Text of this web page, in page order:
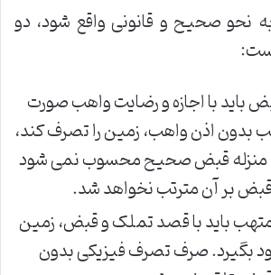
نحو صحیح و قانونی واقع شود، دو
باید با اجازه و رضایت واهب صورت
بدون اذن واهب، زمین را تصرف کند،
منزله قبض صحیح محسوب نمی شود
بر آن مترتب نخواهد شد.
باید با قصد تملک و قبض، زمین
بگیرد. صرف تصرف فیزیکی بدون